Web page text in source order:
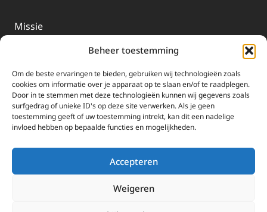
Beheer toestemming
Om de beste ervaringen te bieden, gebruiken wij technologieën zoals
cookies om informatie over je apparaat op te slaan en/of te raadplegen.
Door in te stemmen met deze technologieën kunnen wij gegevens zoals
surfgedrag of unieke ID's op deze site verwerken. Als je geen
toestemming geeft of uw toestemming intrekt, kan dit een nadelige
invloed hebben op bepaalde functies en mogelijkheden.
Accepteren
Weigeren
Missie
EWTN-Team
Organisatiegegevens
Doneren
EWTN wordt uitsluitend gefinancierd door uw donaties.
Wij ontvangen bewust geen advertentie-inkomsten of